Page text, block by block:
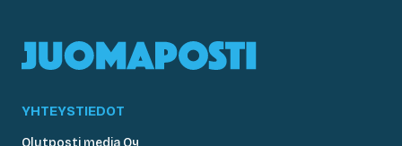
YHTEYSTIEDOT
Olutposti media Oy